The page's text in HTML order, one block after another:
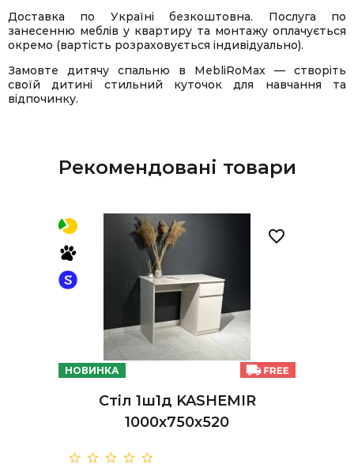
Доставка по Україні безкоштовна. Послуга по
занесенню меблів у квартиру та монтажу оплачується
окремо (вартість розраховується індивідуально).
Замовте дитячу спальню в MebliRoMax — створіть
своїй дитині стильний куточок для навчання та
відпочинку.
Рекомендовані товари
НОВИНКА
Стіл 1ш1д KASHEMIR
1000х750х520